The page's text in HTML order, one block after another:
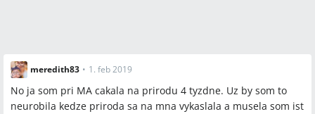
meredith83 • 1. feb 2019
No ja som pri MA cakala na prirodu 4 tyzdne. Uz by som to
neurobila kedze priroda sa na mna vykaslala a musela som ist